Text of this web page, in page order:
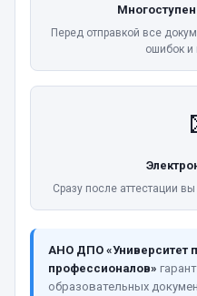
Перед отправкой все
ошибок и
Сразу после аттестации
АНО ДПО «Университет
профессионалов»
образовательных